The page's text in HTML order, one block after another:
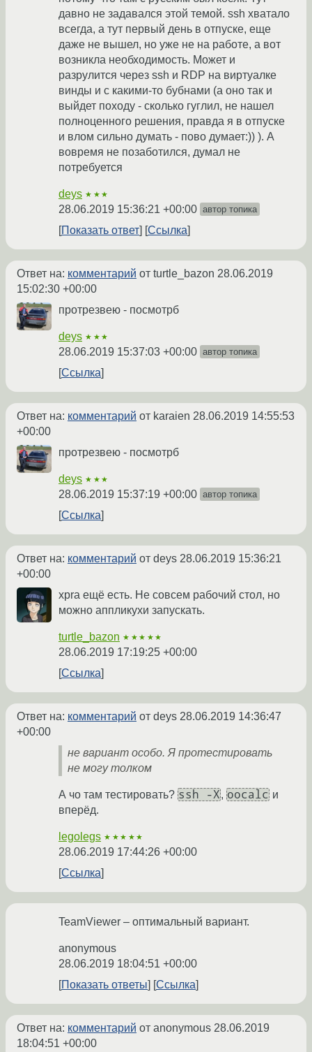
давно не задавался этой темой. ssh хватало
всегда, а тут первый день в отпуске, еще
даже не вышел, но уже не на работе, а вот
возникла необходимость. Может и
разрулится через ssh и RDP на виртуалке
винды и с какими-то бубнами (а оно так и
выйдет походу - сколько гуглил, не нашел
полноценного решения, правда я в отпуске
и влом сильно думать - пово думает:)) ). А
вовремя не позаботился, думал не
потребуется
deys ★★★
28.06.2019 15:36:21 +00:00 автор топика
Показать ответ Ссылка
Ответ на: комментарий от turtle_bazon 28.06.2019
15:02:30 +00:00
протрезвею - посмотрб
deys ★★★
28.06.2019 15:37:03 +00:00 автор топика
Ссылка
Ответ на: комментарий от karaien 28.06.2019 14:55:53
+00:00
протрезвею - посмотрб
deys ★★★
28.06.2019 15:37:19 +00:00 автор топика
Ссылка
Ответ на: комментарий от deys 28.06.2019 15:36:21
+00:00
xpra ещё есть. Не совсем рабочий стол, но
можно аппликухи запускать.
turtle_bazon ★★★★★
28.06.2019 17:19:25 +00:00
Ссылка
Ответ на: комментарий от deys 28.06.2019 14:36:47
+00:00
не вариант особо. Я протестировать
не могу толком
А чо там тестировать? ssh -X, oocalc и
вперёд.
legolegs ★★★★★
28.06.2019 17:44:26 +00:00
Ссылка
TeamViewer – оптимальный вариант.
anonymous
28.06.2019 18:04:51 +00:00
Показать ответы
Ссылка
Ответ на: комментарий от anonymous 28.06.2019
18:04:51 +00:00